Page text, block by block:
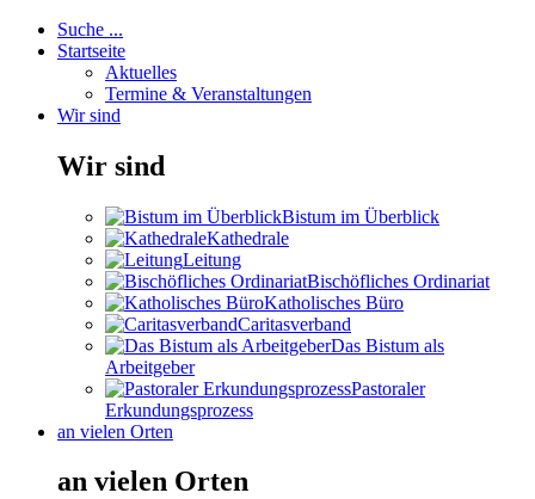
Suche ...
Startseite
Aktuelles
Termine & Veranstaltungen
Wir sind
Wir sind
Bistum im Überblick
Kathedrale
Leitung
Bischöfliches Ordinariat
Katholisches Büro
Caritasverband
Das Bistum als
Arbeitgeber
Pastoraler
Erkundungsprozess
an vielen Orten
an vielen Orten